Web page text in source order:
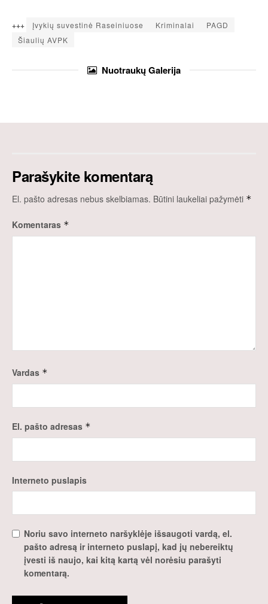
+++ Įvykių suvestinė Raseiniuose Kriminalai
PAGD
Šiaulių AVPK
NuotraukųGalerija
Parašykite komentarą
El. pašto adresas nebus skelbiamas. Būtini laukeliai pažymėti *
Komentaras *
Vardas *
El. pašto adresas *
Interneto puslapis
Noriu savo interneto naršyklėje išsaugoti vardą, el.
pašto adresą ir interneto puslapį, kad jų nebereiktų
įvesti iš naujo, kai kitą kartą vėl norėsiu parašyti
komentarą.